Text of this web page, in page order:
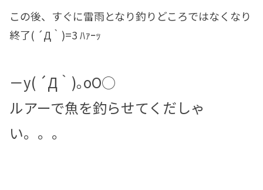
この後、すぐに雷雨となり釣りどころではなくなり
終了( ´Д｀)=3 ﾊｧｰｯ
－y( ´Д｀)｡oO○
ルアーで魚を釣らせてくだしゃ
い。。。